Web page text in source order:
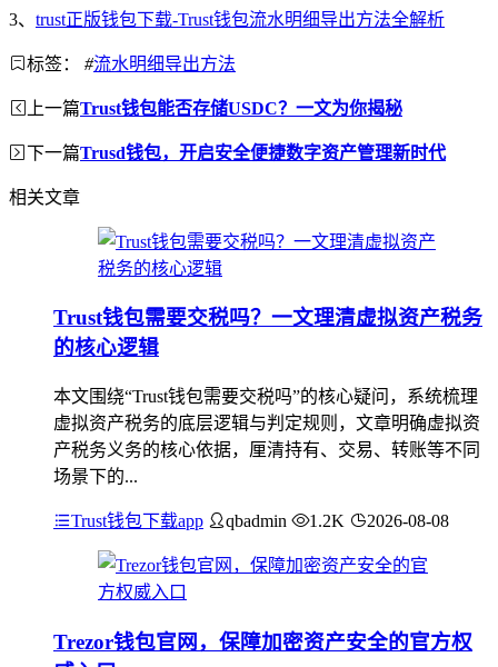
3、 trust正版钱包下载-Trust钱包流水明细导出方法全解析
标签： #流水明细导出方法
上一篇Trust钱包能否存储USDC？一文为你揭秘
下一篇Trusd钱包，开启安全便捷数字资产管理新时代
相关文章
Trust钱包需要交税吗？一文理清虚拟资产税务
的核心逻辑
本文围绕“Trust钱包需要交税吗”的核心疑问，系统梳理
虚拟资产税务的底层逻辑与判定规则，文章明确虚拟资
产税务义务的核心依据，厘清持有、交易、转账等不同
场景下的...
Trust钱包下载app qbadmin 1.2K 2026-08-08
Trezor钱包官网，保障加密资产安全的官方权